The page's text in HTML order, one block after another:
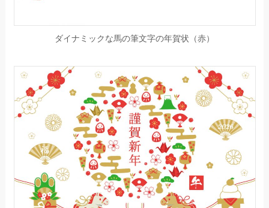
ダイナミックな馬の筆文字の年賀状（赤）